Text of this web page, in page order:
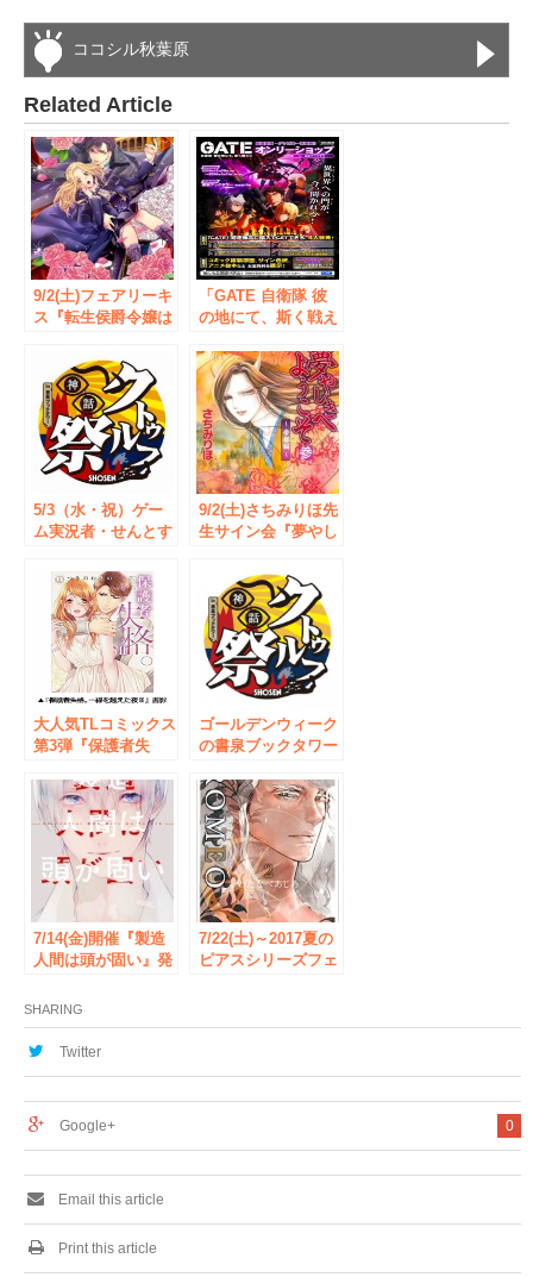
ココシル秋葉原
Related Article
9/2(土)フェアリーキ
ス『転生侯爵令嬢は
る。1』発売記念
月神サキ先生＆林マ
キ先生 Wサイン会◆
書泉ブックタワー
イベントの参加券
は、7/29(土)より書
泉ブックタワー店頭
にて配布開始
「GATE 自衛隊 彼
の地にて、斯く戦え
プ 12/28（月）～
書泉ブックタワー
（秋葉原）にて開
催！
5/3（水・祝）ゲー
ム実況者・せんとす
神話」を学べる公開
生放送を、書泉ブッ
クタワー「クトゥル
フ神話祭」内にて開
催！
9/2(土)さちみりほ先
生サイン会『夢やし
編～参』発売を記念
して開催◆
秋葉原・書泉ブック
タワー サイン会開
催を記念して、「直
筆サイン入りPOP」
の抽選プレゼントな
ど、特典盛り沢山の
フェアも実施。
大人気TLコミックス
第3弾『保護者失
III』発売記念！ つ
きのおまめ先生 サ
イン会を、書泉ブッ
クタワーにて開催決
定！
ゴールデンウィーク
の書泉ブックタワー
話」尽くし！
5/3（水・
祝）-5/7（日）＜ク
トゥルフ神話祭 in
書泉ブックタワー＞
7/14(金)開催『製造
人間は頭が固い』発
先生 サイン会 | 秋葉
原・書泉ブックタワ
ー
7/22(土)～2017夏の
ピアスシリーズフェ
ー わたなべあじあ
SHARING
Twitter
0
Google+
Email this article
Print this article